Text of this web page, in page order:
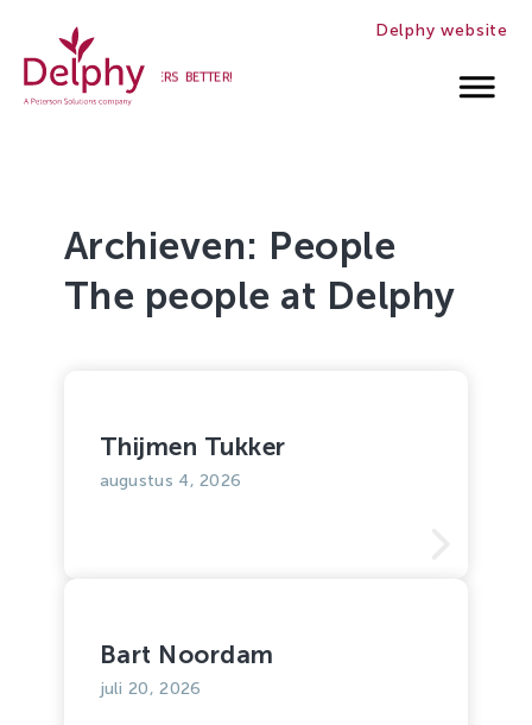
Delphy website
Werken WE MAKE GROWERS BETTER!
Archieven: People
The people at Delphy
Thijmen Tukker
augustus 4, 2026
Bart Noordam
juli 20, 2026